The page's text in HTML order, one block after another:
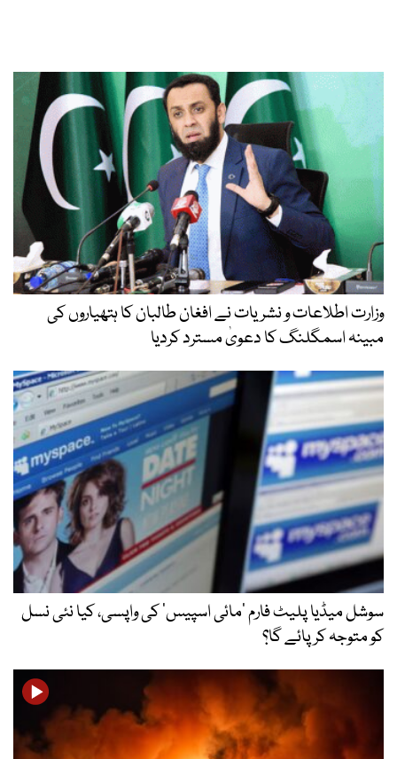
وزارت اطلاعات و نشریات نے افغان طالبان کا ہتھیاروں کی
مبینہ اسمگلنگ کا دعویٰ مسترد کردیا
سوشل میڈیا پلیٹ فارم ‘مائی اسپیس’ کی واپسی، کیا نئی نسل
کو متوجہ کر پائے گا؟